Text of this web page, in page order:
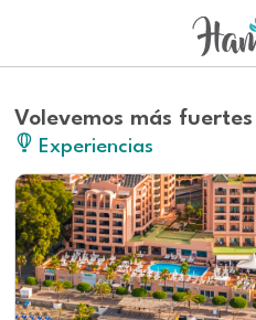
Volevemos más fuertes
Experiencias